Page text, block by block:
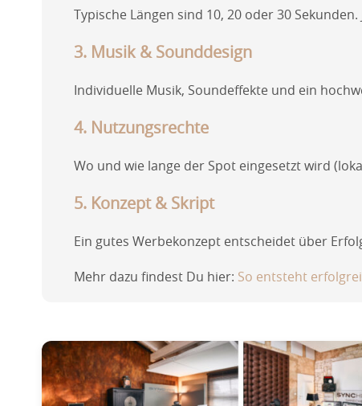
Typische Längen sind 10, 20 oder 30
3. Musik & Sounddesign
Individuelle Musik, Soundeffekte und ein
4. Nutzungsrechte
Wo und wie lange der Spot eingesetzt wird
5. Konzept & Skript
Ein gutes Werbekonzept entscheidet über
Mehr dazu findest Du hier: So entsteht